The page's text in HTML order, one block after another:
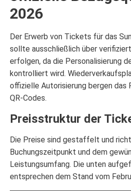
2026
Der Erwerb von Tickets für das
sollte ausschließlich über
erfolgen, da die Personalisierung
kontrolliert wird.
offizielle Autorisierung bergen das
QR-Codes.
Preisstruktur der
Die Preise sind gestaffelt und
Buchungszeitpunkt und dem
Leistungsumfang. Die unten
entsprechen dem Stand vom